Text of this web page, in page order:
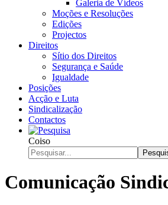
Galeria de Vídeos
Moções e Resoluções
Edições
Projectos
Direitos
Sítio dos Direitos
Segurança e Saúde
Igualdade
Posições
Acção e Luta
Sindicalização
Contactos
Coiso
Comunicação